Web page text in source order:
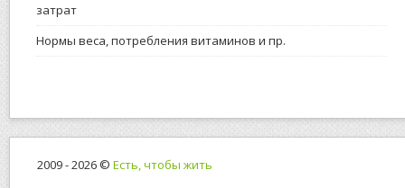
затрат
Нормы веса, потребления витаминов и пр.
2009 - 2026 © Есть, чтобы жить